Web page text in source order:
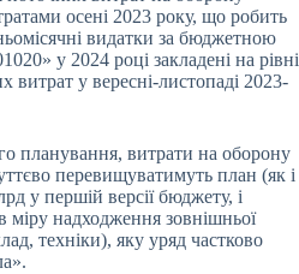
осені 2023 року, що робить
видатки за бюджетною
у 2024 році закладені на рівні
у вересні-листопаді 2023-
планування, витрати на оборону
перевищуватимуть план (як і
у першій версії бюджету, і
надходження зовнішньої
техніки), яку уряд частково